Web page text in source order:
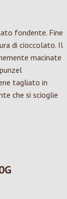
fondente. Fine
di cioccolato. Il
macinate
tagliato in
che si scioglie